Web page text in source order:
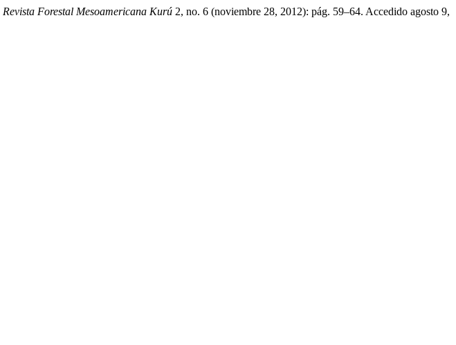
Revista Forestal Mesoamericana Kurú 2, no. 6 (noviembre 28, 2012): pág. 59–64. Accedido agosto 9,